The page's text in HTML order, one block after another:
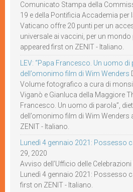
Comunicato Stampa della
19 e della Pontificia Accademia per
Vaticano offre 20 punti per un
universale ai vaccini, per un
appeared first on ZENIT - Italiano.
LEV: “Papa Francesco. Un uomo
dell’omonimo film di Wim Wenders
Volume fotografico a cura di
Viganò e Gianluca della Maggiore
Francesco. Un uomo di parola”,
dell’omonimo film di Wim Wenders
ZENIT - Italiano.
Lunedì 4 gennaio 2021: Possesso
29, 2020
Avviso dell’Ufficio delle
Lunedì 4 gennaio 2021: Possesso
first on ZENIT - Italiano.